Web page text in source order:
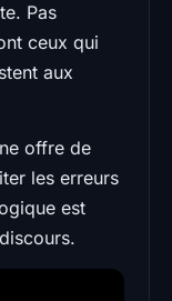
Pas
ceux qui
aux
offre de
les erreurs
est